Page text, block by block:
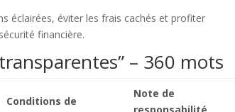
éclairées, éviter les frais cachés et profiter
financière.
– 360 mots
Conditions de
Note de